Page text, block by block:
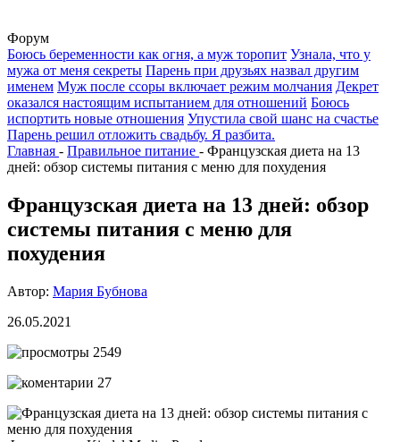
Форум
Боюсь беременности как огня, а муж торопит Узнала, что у
мужа от меня секреты Парень при друзьях назвал другим
именем Муж после ссоры включает режим молчания Декрет
оказался настоящим испытанием для отношений Боюсь
испортить новые отношения Упустила свой шанс на счастье
Парень решил отложить свадьбу. Я разбита.
Главная - Правильное питание - Французская диета на 13
дней: обзор системы питания с меню для похудения
Французская диета на 13 дней: обзор
системы питания с меню для
похудения
Автор: Мария Бубнова
26.05.2021
2549
27